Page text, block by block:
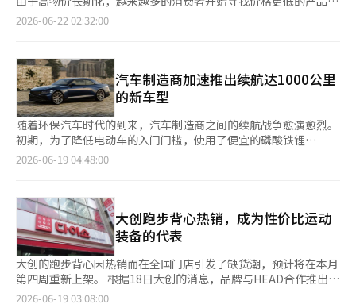
疗”结合的新词“钟路毛发”。药剂师朴某表示：“自6月以来，
20和30岁女性的咨询明显增多。”并透露：“在A医院开处方的价
常在1万到1万5000韩元左右，这个价格不到一半。毛发治疗药物
的价格也相差不大，1阶段（2.5㎎）的价格为27万5000到28万韩
元，2阶段（5㎎）的价格为36万5000到37万5000韩元，3阶段
（7.5㎎）和4阶段（7.5㎎）的价格相对接近，均为53万韩元。与
朋友一同前来的20多岁女性李某表示：“为了省下1万韩元，我和
朋友一起过来，觉得比在本地便宜1万到2万韩元，来这里是对
的。”根据NiceBizMap对钟路5街药局市场的分析资料，截至今
次，比上月增长2.2%，但平均支付单价为62988韩元，反而下降
了0.9%。虽然20和30岁客户群体增加，但消费模式已转向“性价
比”和“节约型”。钟路5街药局街的变化显示了药局市场的重心
正在转移。曾以60岁以上客户为主的空间，如今正逐渐被追求脱发
和肥胖管理需求的2030年轻人所取代。仁荷大学消费者学系教授
李恩熙表示：“脱发治疗和减肥并不是短期消费，而是需要持续管
理的领域。”她指出：“从消费者的角度来看，这与外貌管理和自
浦项建设接手新东亚4期，沙塘洞地区将有可能形成约5000户
的“德尚”品牌小区。 乌极新改造项目自2020年启动整合改造以
区，现有容积率为248%至252%之间，接近3类一般居住区的上限
250%，即使推进重建，普通分配量也难以大幅增加。 改造是通过
保持现有框架，进行水平、垂直和附属建筑的扩建，部分增加户数
并改善居住环境的方式。虽然难以像重建那样提升项目性，但对于
高容积率的老旧小区来说，改造可以成为减少项目长期化的现实选
择。 项目规模也不小。乌成2·3单元和极东公寓的户数将从3485
户增加到约3987户。新东亚4期的户数将从912户增加到约1048
户。如果再包括新东亚5期，沙塘洞地区将形成超过5000户的大型
元和极东公寓的现有停车位为2233个，平均每户仅0.64个。浦项
建设计划通过改造将停车位扩大到5584个，平均每户达到1.4个，
约增加2.5倍。 该小区的地理位置也具备竞争力。该地区可利用地
铁4号线和7号线的梨水站，通往江南的便利性极高。通过东作大路
和沙塘路的车辆出行也十分便利。根据国土交通部的实际交易价格
公开系统，乌成2·3单元的60平方米户型最近交易价格为1300万
韩元，极东公寓的84平方米户型也成交于1600万韩元。 浦项建设
相关人士表示：“梨水极东·乌成2·3单元是首尔最大规模的改造
零售业也因此开始以3000至5000韩元的商品为主，重新调整美容
长，便利店和超市也在增加产品和品牌的种类，以满足性价比美容
的需求。大创表示，今年1至5月，其美容销售额同比增长约
30%。特别是与化妆师郑贤物合作推出的“Zoom by 郑贤物”系
列产品大获成功，推动了超低价化妆品的需求。因此，便利店也加
快了美容类别的强化。CU去年将化妆品视为便利店的新增长领
域，并将“美容专营店”扩展至全国600多家。美容专营店销售80
种护肤和彩妆产品，商品种类比一般店铺多出2.5倍以上。CU通过
品牌合作提升价格竞争力。上个月28日，在400多家美容专营店推
量，但价格降低至9000韩元以下，约为原价的一半。由于性价比
化妆品的需求增加，CU今年1至5月的美容类别销售额同比增长
31.1%。GS25也在以“3000韩元统一价”化妆品为主，扩大美容
商品系列。与色彩专业品牌Son&Park及知名品牌如无印良品、女
巫工厂等合作，强化小容量和低价化妆品的产品线。大型超市也加
入了超低价美容市场。易买得与LG生活健康合作，于去年4月推出
了Beyond的第二品牌“Glow: Up by Beyond”，主要商品价格定
在5000韩元以下，形成与大创在3000至5000韩元价格区间相似的
2026-06-22 02:32:00
汽车制造商加速推出续航达1000公里
的新车型
随着环保汽车时代的到来，汽车制造商之间的续航战争愈演愈烈。
初期，为了降低电动车的入门门槛，使用了便宜的磷酸铁锂
（LFP）电池的“性价比”产品受到欢迎，但随着市场进入快速增
问世。 据行业消息，比亚迪计划在下半年推出国内首款插电式混
合动力（PHEV）中型SUV“海狮6”。该车型搭载了自主研发的
PHEV技术“双模智能（DM-i）”，与传统混合动力结构不同，电
动机主导行驶，发动机起辅助作用。在低速行驶时以电动车模式运
行，当电池电量低或高速行驶时，发动机会适时介入，最大续航可
达1100公里。 现代汽车也计划在下半年推出品牌首款G80、GV80
混合动力车型和GV70 EREV。现代开发的EREV通过电动机驱动车
2026-06-19 04:48:00
大创跑步背心热销，成为性价比运动
装备的代表
大创的跑步背心因热销而在全国门店引发了缺货潮，预计将在本月
第四周重新上架。 根据18日大创的消息，品牌与HEAD合作推出了
60多种跑步服装和用品。尤其是跑步背心因其实用性而受到广泛关
2026-06-19 03:08:00